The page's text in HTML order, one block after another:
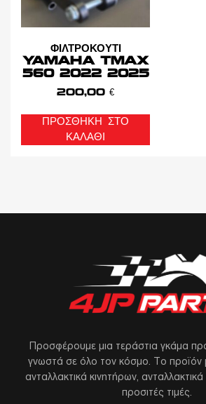
ΦΙΛΤΡΟΚΟΥΤΙ
YAMAHA TMAX
560 2022 2025
200,00 €
ΠΡΟΣΘΉΚΗ ΣΤΟ
ΚΑΛΆΘΙ
Προσφέρουμε μια τεράστια γκάμα
γνωστά σε όλο τον κόσμο. Το προϊόν
ανταλλακτικά κινητήρων,
προσιτές τιμές.